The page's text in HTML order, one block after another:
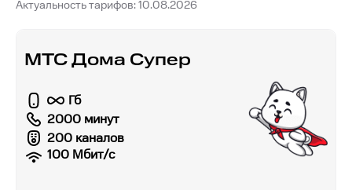
Актуальность тарифов: 10.08.2026
МТС Дома Супер
Гб
2000 минут
200 каналов
100 Мбит/с